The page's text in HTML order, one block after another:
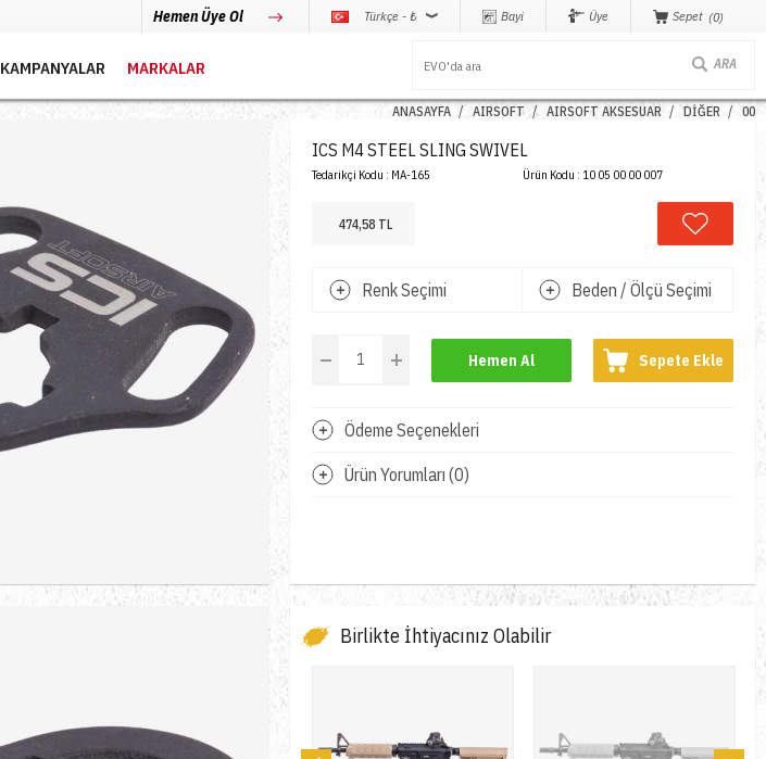
Hemen Üye Ol Türkçe - ₺ Bayi Üye Sepet 0
KAMPANYALAR MARKALAR
ANASAYFA AIRSOFT AIRSOFT AKSESUAR DİĞER 00
ICS M4 STEEL SLING SWIVEL
Tedarikçi Kodu : MA-165 Ürün Kodu : 10 05 00 00 007
474,58 TL
Renk Seçimi Beden / Ölçü Seçimi
Hemen Al Sepete Ekle
Ödeme Seçenekleri
Ürün Yorumları (0)
Birlikte İhtiyacınız Olabilir